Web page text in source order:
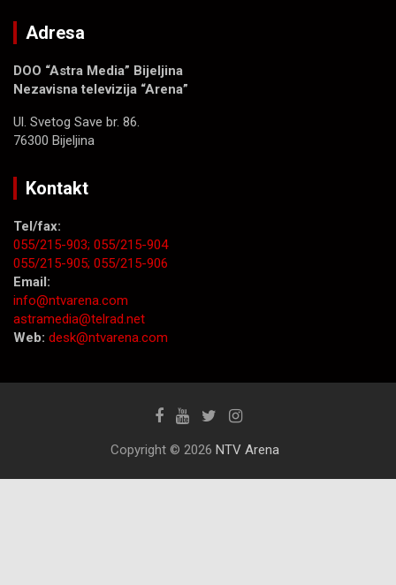
Adresa
DOO “Astra Media” Bijeljina
Nezavisna televizija “Arena”
Ul. Svetog Save br. 86.
76300 Bijeljina
Kontakt
Tel/fax:
055/215-903; 055/215-904
055/215-905; 055/215-906
Email:
info@ntvarena.com
astramedia@telrad.net
Web: desk@ntvarena.com
Copyright © 2026 NTV Arena